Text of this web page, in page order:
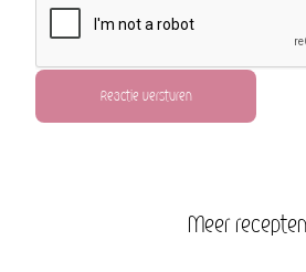
Reactie versturen
Meer recepten